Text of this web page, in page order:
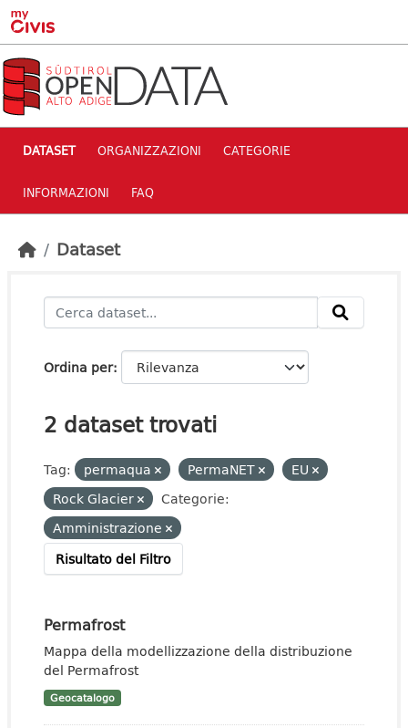
Skip to main content
DATASET ORGANIZZAZIONI CATEGORIE
INFORMAZIONI FAQ
Dataset
Ordina per
2 dataset trovati
Tag: permaqua PermaNET
EU
Rock Glacier
Categorie:
Amministrazione
Risultato del Filtro
Permafrost
Mappa della modellizzazione della distribuzione
del Permafrost
Geocatalogo